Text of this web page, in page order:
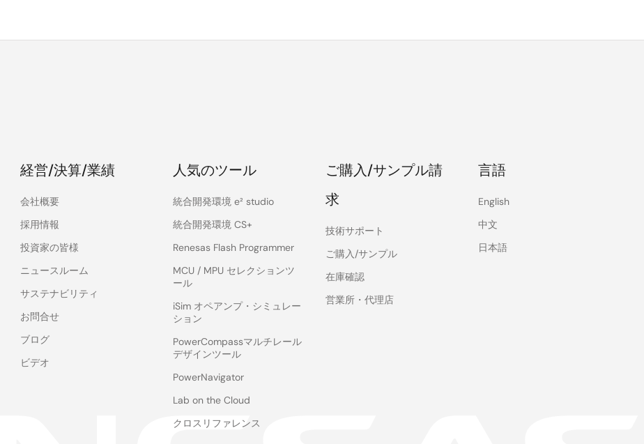
経営/決算/業績
会社概要
採用情報
投資家の皆様
ニュースルーム
サステナビリティ
お問合せ
ブログ
ビデオ
人気のツール
統合開発環境 e² studio
統合開発環境 CS+
Renesas Flash Programmer
MCU / MPU セレクションツ
ール
iSim オペアンプ・シミュレー
ション
PowerCompassマルチレール
デザインツール
PowerNavigator
Lab on the Cloud
クロスリファレンス
ご購入/サンプル請
求
技術サポート
ご購入/サンプル
在庫確認
営業所・代理店
言語
English
中文
日本語